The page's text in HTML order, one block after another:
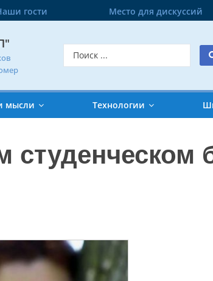
гости Место для дискуссий
мысли Технологии
студенческом